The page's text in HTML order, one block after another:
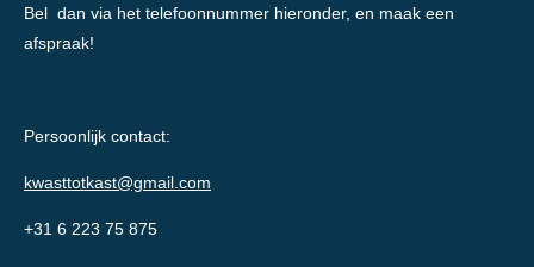
Bel dan via het telefoonnummer hieronder, en maak een
afspraak!
Persoonlijk contact:
kwasttotkast@gmail.com
+31 6 223 75 875